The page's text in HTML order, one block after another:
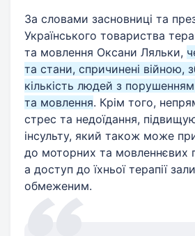
За словами засновниці та
Українського товариства
та мовлення Оксани Ляльки,
та стани, спричинені війною,
кількість людей з
та мовлення. Крім того,
стрес та недоїдання,
інсульту, який також може
до моторних та мовленнєвих
а доступ до їхньої терапії
обмеженим.